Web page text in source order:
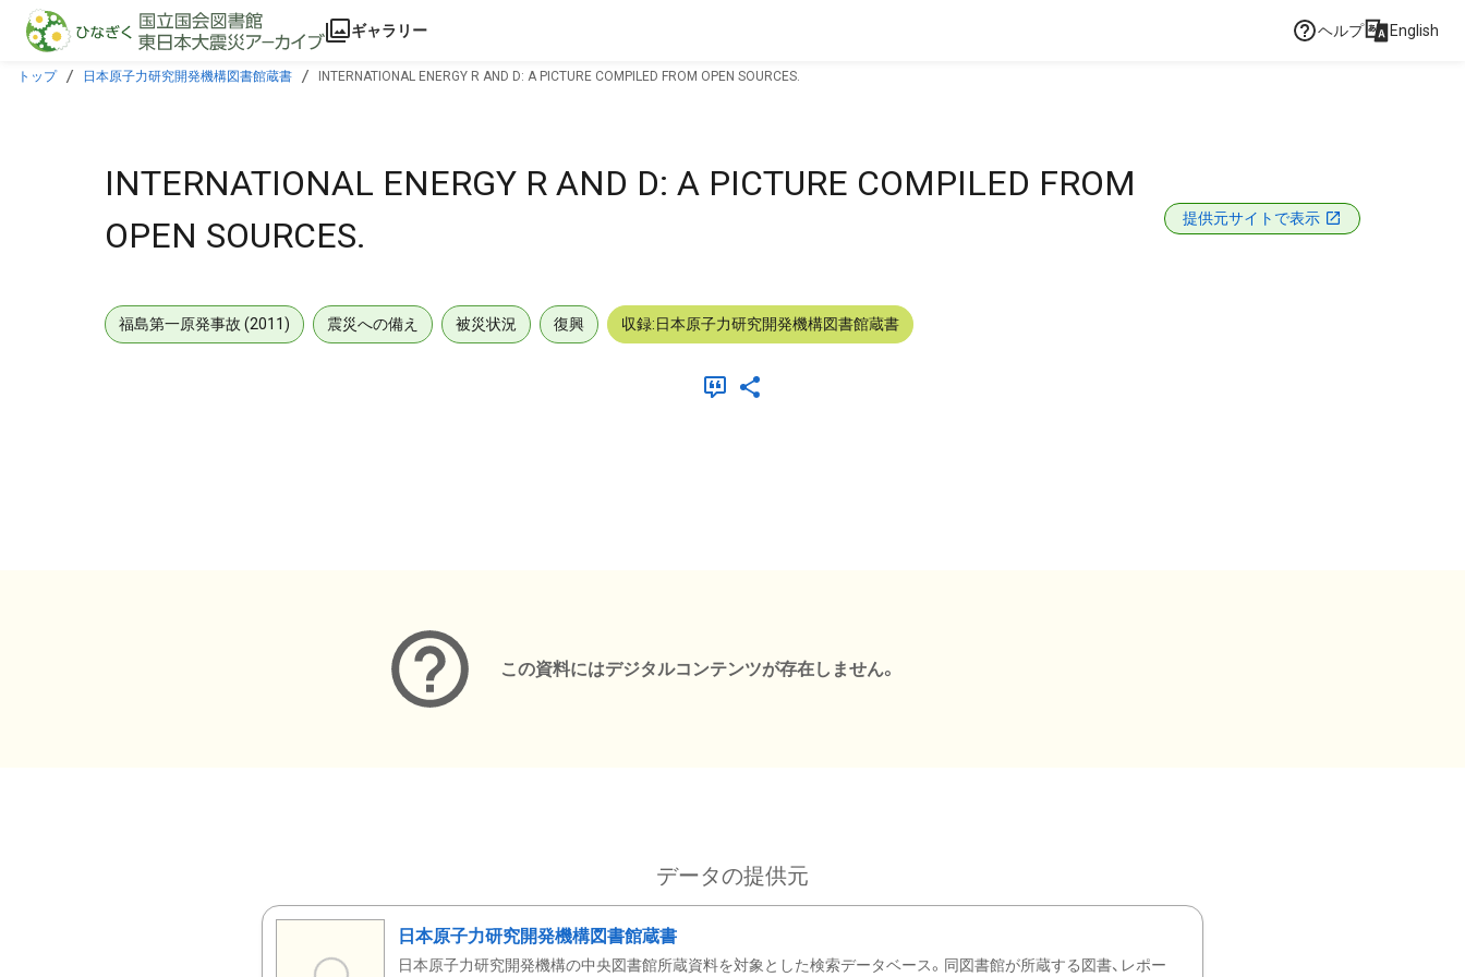
本文に飛ぶ
ギャラリー ヘルプ English
トップ 日本原子力研究開発機構図書館蔵書 INTERNATIONAL ENERGY R AND D: A PICTURE COMPILED FROM OPEN SOURCES.
INTERNATIONAL ENERGY R AND D: A PICTURE COMPILED FROM
OPEN SOURCES.
提供元サイトで表示
福島第一原発事故 (2011) 震災への備え 被災状況 復興 収録:日本原子力研究開発機構図書館蔵書
この資料にはデジタルコンテンツが存在しません。
データの提供元
日本原子力研究開発機構図書館蔵書
日本原子力研究開発機構の中央図書館所蔵資料を対象とした検索データベース。同図書館が所蔵する図書、レポー